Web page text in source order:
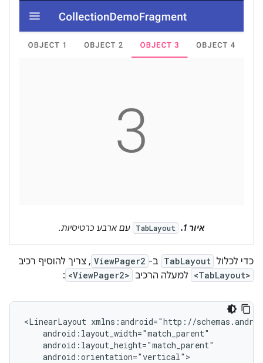
איור 1. TabLayout עם ארבע כרטיסיות.
כדי לכלול TabLayout ב- ViewPager2 , צריך להוסיף רכיב
<TabLayout> למעלה הרכיב <ViewPager2>
:
<LinearLayout
android:orientation="vertical">